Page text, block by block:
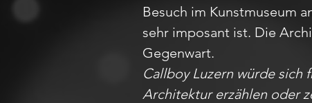
Besuch im Kunstmuseum
sehr imposant ist. Die
Gegenwart.
Callboy Luzern würde
Architektur erzählen oder